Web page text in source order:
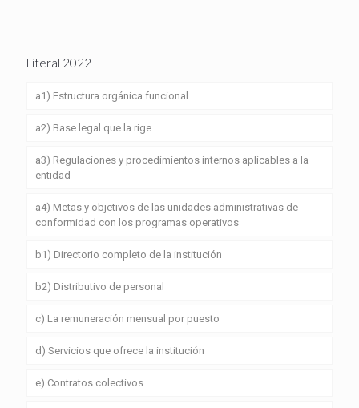
Literal 2022
a1) Estructura orgánica funcional
a2) Base legal que la rige
a3) Regulaciones y procedimientos internos aplicables a la
entidad
a4) Metas y objetivos de las unidades administrativas de
conformidad con los programas operativos
b1) Directorio completo de la institución
b2) Distributivo de personal
c) La remuneración mensual por puesto
d) Servicios que ofrece la institución
e) Contratos colectivos